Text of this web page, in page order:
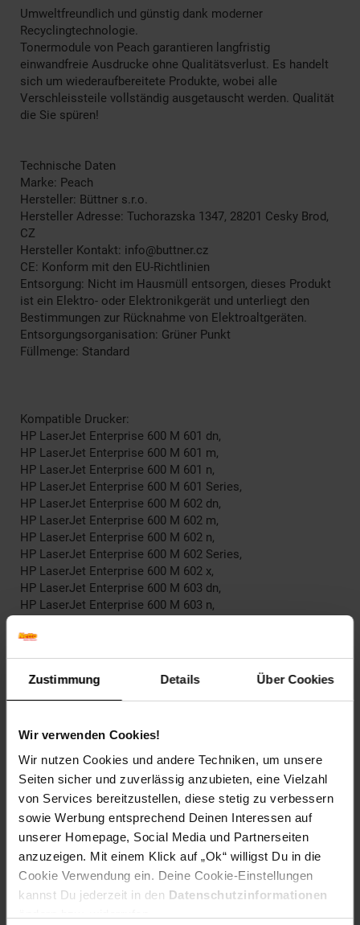
Zustimmung Details Über Cookies
Wir verwenden Cookies!
Wir nutzen Cookies und andere Techniken, um unsere
Seiten sicher und zuverlässig anzubieten, eine Vielzahl
von Services bereitzustellen, diese stetig zu verbessern
sowie Werbung entsprechend Deinen Interessen auf
unserer Homepage, Social Media und Partnerseiten
anzuzeigen. Mit einem Klick auf „Ok“ willigst Du in die
Cookie Verwendung ein. Deine Cookie-Einstellungen
kannst Du jederzeit in den Datenschutzinformationen
Umweltfreundlich und günstig dank moderner
Recyclingtechnologie.
Tonermodule von Peach garantieren langfristig
einwandfreie Ausdrucke ohne Qualitätsverlust. Es handelt
sich um wiederaufbereitete Produkte, wobei alle
Verschleissteile vollständig ausgetauscht werden. Qualität
die Sie spüren!
Technische Daten
Marke: Peach
Hersteller: Büttner s.r.o.
Hersteller Adresse: Tuchorazska 1347, 28201 Cesky Brod,
CZ
Hersteller Kontakt: info@buttner.cz
CE: Konform mit den EU-Richtlinien
Entsorgung: Nicht im Hausmüll entsorgen, dieses Produkt
ist ein Elektro- oder Elektronikgerät und unterliegt den
Bestimmungen zur Rücknahme von Elektroaltgeräten.
Entsorgungsorganisation: Grüner Punkt
Füllmenge: Standard
Kompatible Drucker:
HP LaserJet Enterprise 600 M 601 dn,
HP LaserJet Enterprise 600 M 601 m,
HP LaserJet Enterprise 600 M 601 n,
HP LaserJet Enterprise 600 M 601 Series,
HP LaserJet Enterprise 600 M 602 dn,
HP LaserJet Enterprise 600 M 602 m,
HP LaserJet Enterprise 600 M 602 n,
HP LaserJet Enterprise 600 M 602 Series,
HP LaserJet Enterprise 600 M 602 x,
HP LaserJet Enterprise 600 M 603 dn,
HP LaserJet Enterprise 600 M 603 n,
HP LaserJet Enterprise 600 M 603 xh,
HP LaserJet Enterprise M 4500 Series,
HP LaserJet Enterprise M 4555 f MFP,
HP LaserJet Enterprise M 4555 fskm MFP,
HP LaserJet Enterprise M 4555 h MFP,
HP LaserJet Enterprise M 4555 Series,
HP LaserJet M 4500 Series,
HP LaserJet M 4555 f MFP,
HP LaserJet M 4555 fskm MFP,
HP LaserJet M 4555 h MFP,
HP LaserJet M 4555 MFP,
HP LaserJet M 4555 Series
EAR_Kategorie: 5_Kleingeräte
EAR_Marke: Peach